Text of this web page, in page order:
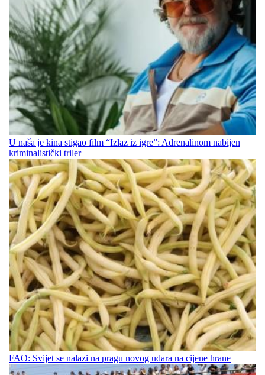
U naša je kina stigao film “Izlaz iz igre”: Adrenalinom nabijen
kriminalistički triler
FAO: Svijet se nalazi na pragu novog udara na cijene hrane